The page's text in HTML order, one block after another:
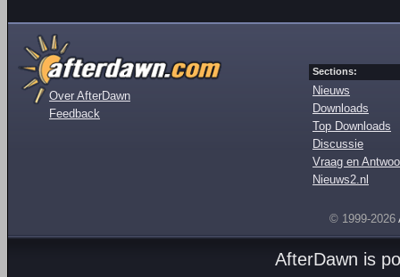
Over AfterDawn
Feedback
Sections:
Nieuws
Downloads
Top Downloads
Discussie
Vraag en
Nieuws2.nl
© 1999-2026
AfterDawn is